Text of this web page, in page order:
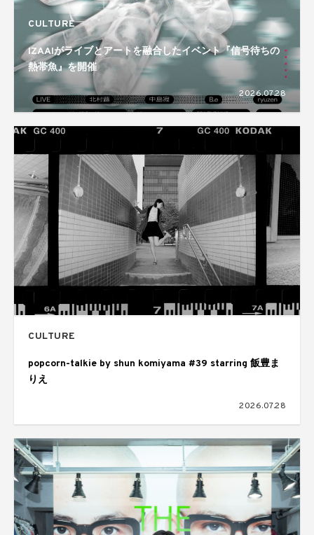
CULTURE
IZAAIがライブとアートを融合したイベント『信号待ちの
熱帯魚』を開催
2026.07.28
CULTURE
popcorn-talkie by shun komiyama #39 starring 飯豊ま
りえ
2026.07.28